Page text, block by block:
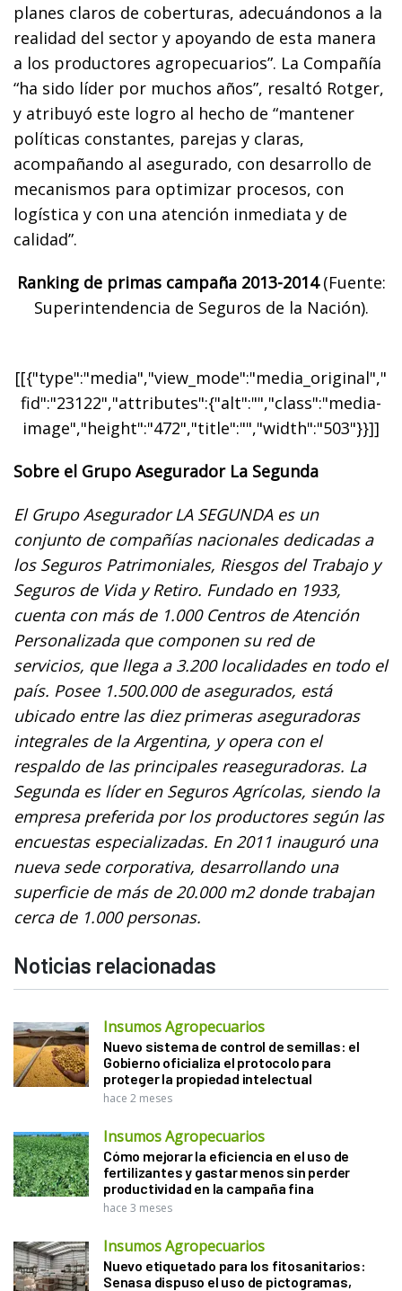
planes claros de coberturas, adecuándonos a la
realidad del sector y apoyando de esta manera
a los productores agropecuarios”. La Compañía
“ha sido líder por muchos años”, resaltó Rotger,
y atribuyó este logro al hecho de “mantener
políticas constantes, parejas y claras,
acompañando al asegurado, con desarrollo de
mecanismos para optimizar procesos, con
logística y con una atención inmediata y de
calidad”.
Ranking de primas campaña 2013-2014(Fuente:
Superintendencia de Seguros de la Nación).
[[{"type":"media","view_mode":"media_original","
fid":"23122","attributes":{"alt":"","class":"media-
image","height":"472","title":"","width":"503"}}]]
Sobre el Grupo Asegurador La Segunda
El Grupo Asegurador LA SEGUNDA es un
conjunto de compañías nacionales dedicadas a
los Seguros Patrimoniales, Riesgos del Trabajo y
Seguros de Vida y Retiro. Fundado en 1933,
cuenta con más de 1.000 Centros de Atención
Personalizada que componen su red de
servicios, que llega a 3.200 localidades en todo el
país. Posee 1.500.000 de asegurados, está
ubicado entre las diez primeras aseguradoras
integrales de la Argentina, y opera con el
respaldo de las principales reaseguradoras. La
Segunda es líder en Seguros Agrícolas, siendo la
empresa preferida por los productores según las
encuestas especializadas. En 2011 inauguró una
nueva sede corporativa, desarrollando una
superficie de más de 20.000 m2 donde trabajan
cerca de 1.000 personas.
Noticias relacionadas
Insumos Agropecuarios
Nuevo sistema de control de semillas: el
Gobierno oficializa el protocolo para
proteger la propiedad intelectual
hace 2 meses
Insumos Agropecuarios
Cómo mejorar la eficiencia en el uso de
fertilizantes y gastar menos sin perder
productividad en la campaña fina
hace 3 meses
Insumos Agropecuarios
Nuevo etiquetado para los fitosanitarios:
Senasa dispuso el uso de pictogramas,